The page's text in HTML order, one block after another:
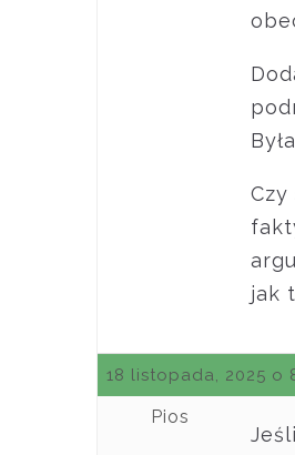
jak
18 listopada, 2025 o
Pios